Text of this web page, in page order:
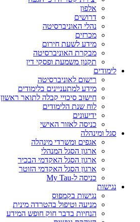
אלפון
דרושים
נהלי האוניברסיטה
מכרזים
מידע לשעת חירום
מבקרת האוניברסיטה
תקנון משמעת ופסקי דין
לימודים
רישום לאוניברסיטה
מידע למתעניינים בלימודים
חישוב סיכויי קבלה לתואר ראשון
לוח שנת הלימודים
ידיעונים
כניסה לאזור האישי
סגל ומינהלה
אגפים ומשרדי מינהלה
ארגון הסגל המנהלי
ארגון הסגל האקדמי הבכיר
ארגון הסגל האקדמי הזוטר
כניסה ל-My Tau
נגישות
נגישות בקמפוס
מניעה וטיפול בהטרדה מינית
הנחיות בדבר חוק חופש המידע